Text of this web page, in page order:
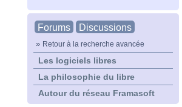
Forums Discussions
» Retour à la recherche avancée
Les logiciels libres
La philosophie du libre
Autour du réseau Framasoft